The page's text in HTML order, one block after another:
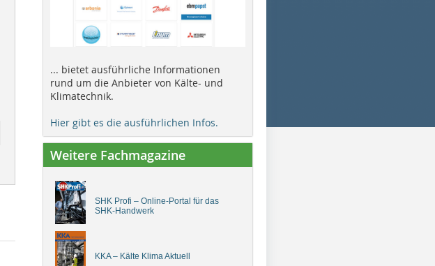
... bietet ausführliche Informationen
rund um die Anbieter von Kälte- und
Klimatechnik.
Hier gibt es die ausführlichen Infos.
Weitere Fachmagazine
SHK Profi – Online-Portal für das
SHK-Handwerk
KKA – Kälte Klima Aktuell